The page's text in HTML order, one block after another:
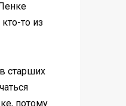
то из
старших
потому